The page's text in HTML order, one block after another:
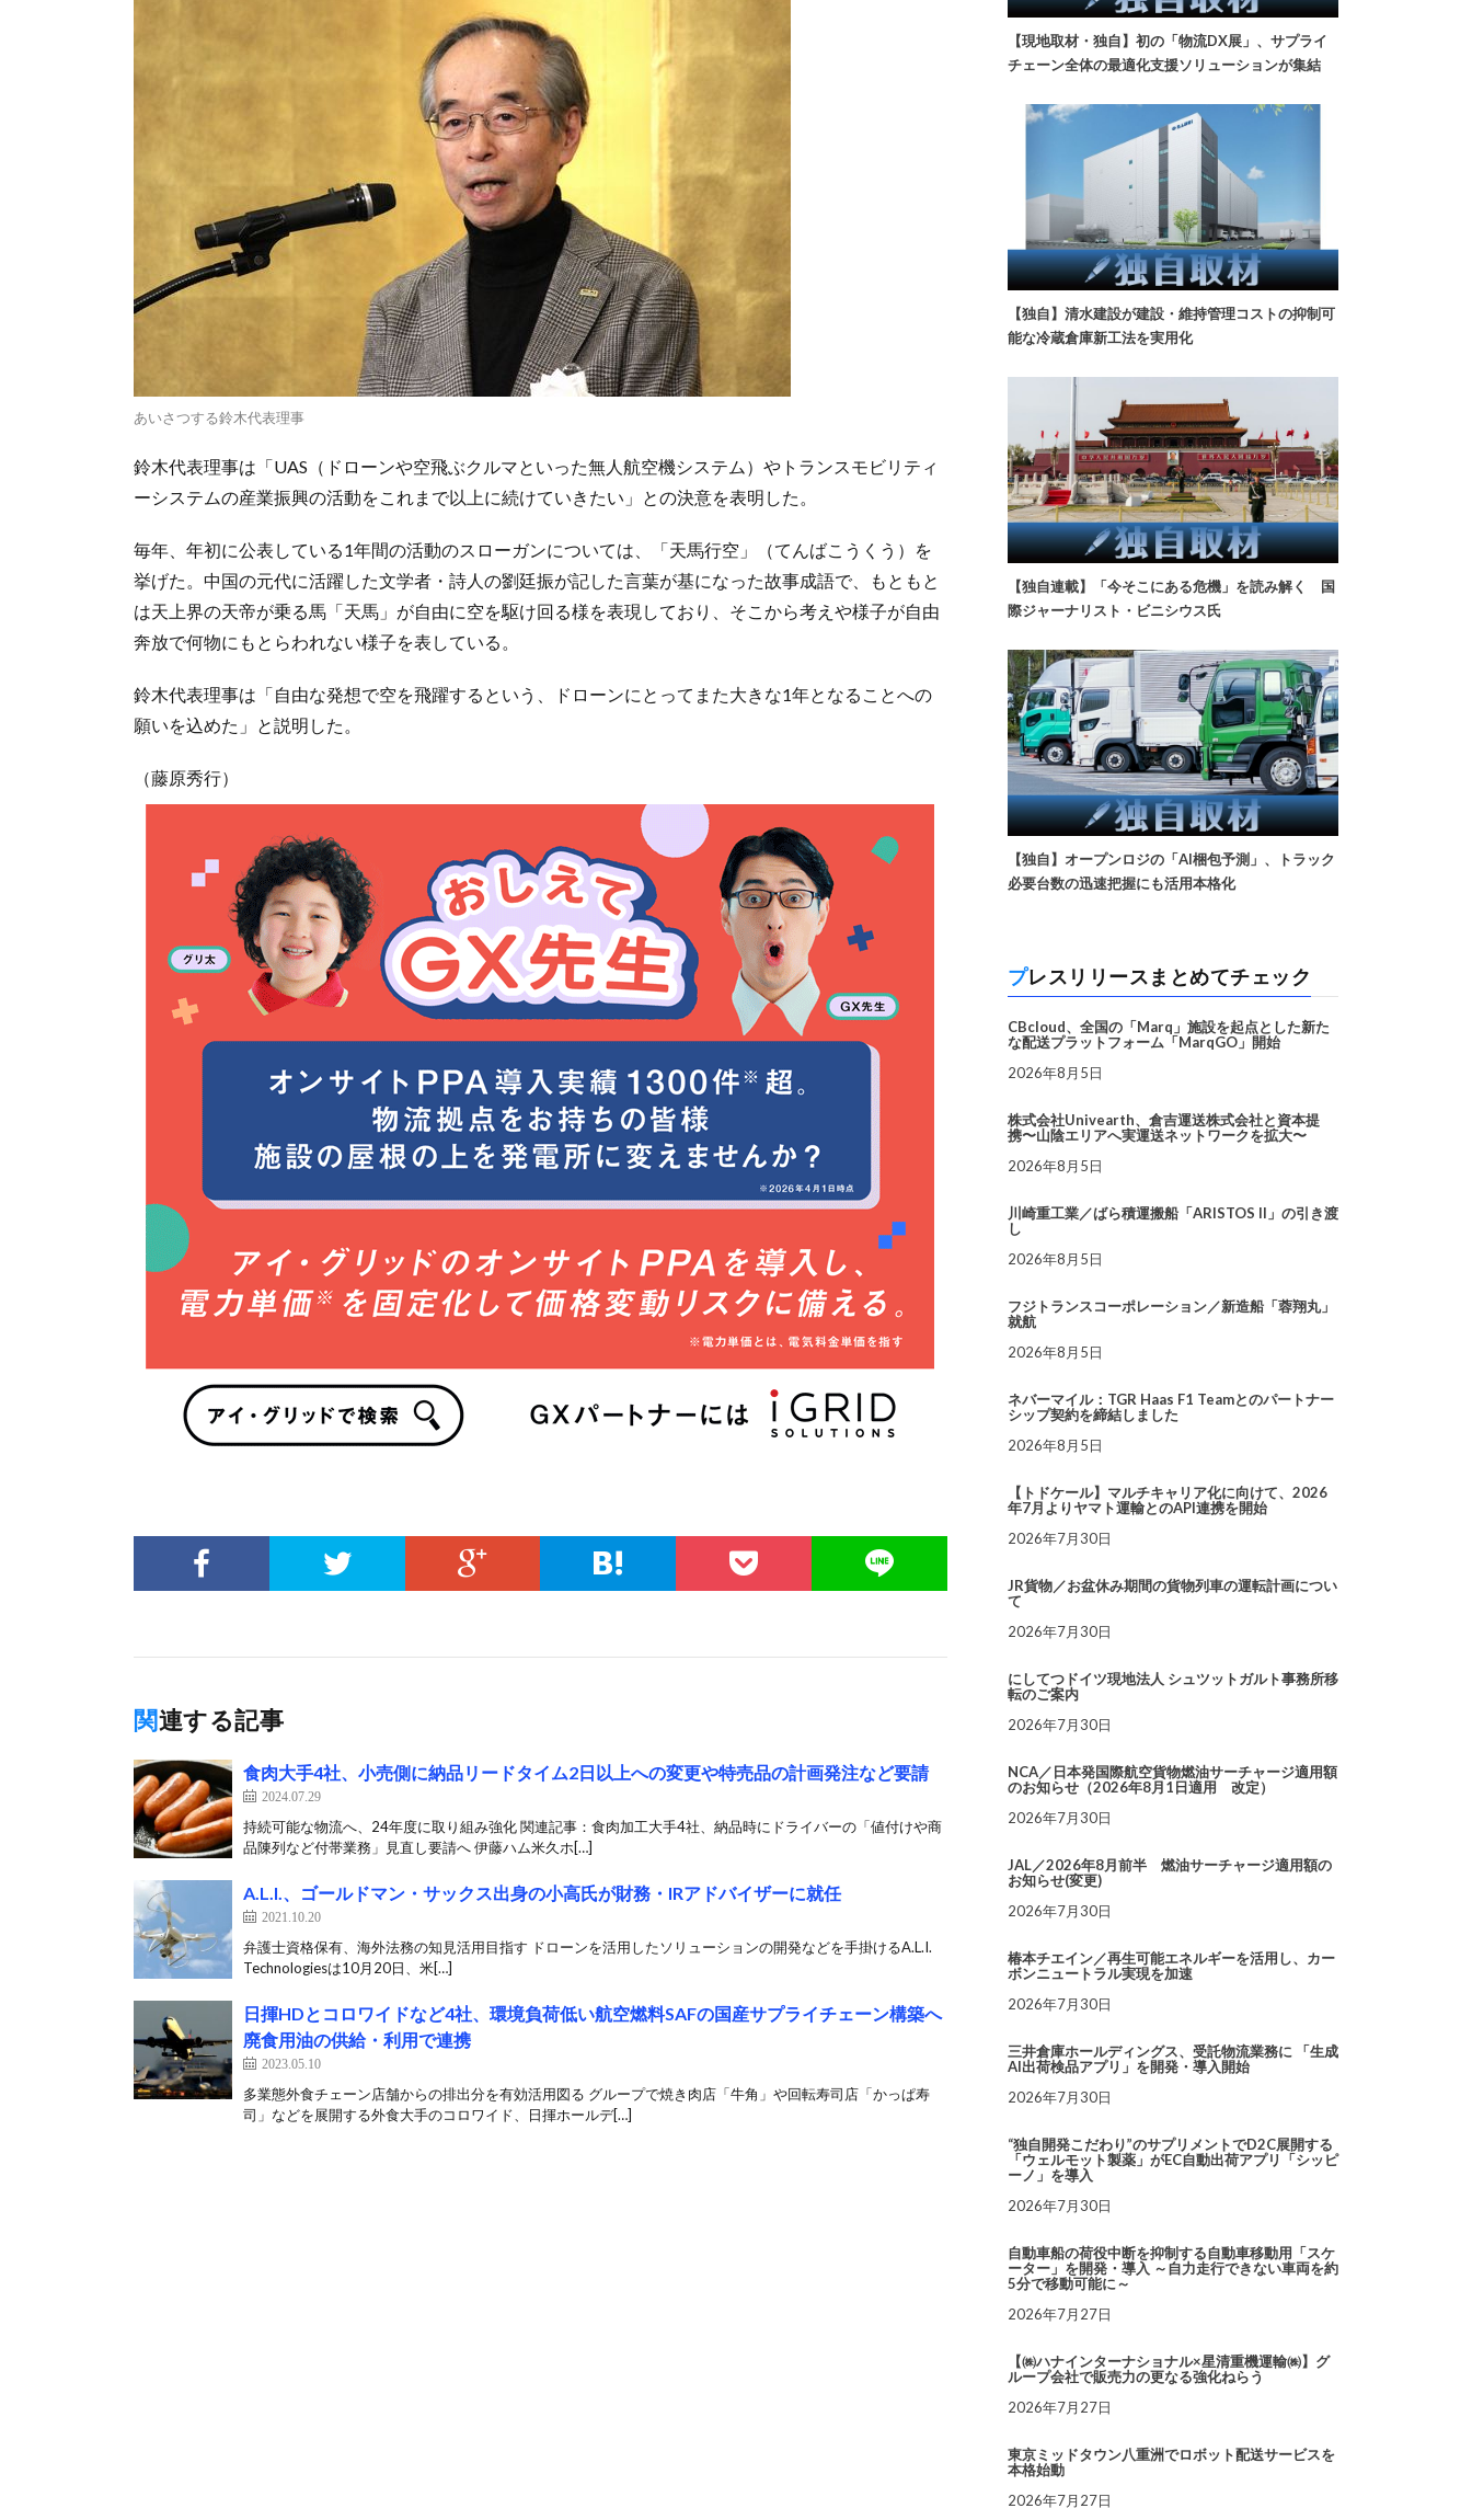
あいさつする鈴木代表理事
鈴木代表理事は「UAS（ドローンや空飛ぶクルマといった無人航空機システム）やトランスモビリティ
ーシステムの産業振興の活動をこれまで以上に続けていきたい」との決意を表明した。
毎年、年初に公表している1年間の活動のスローガンについては、「天馬行空」（てんばこうくう）を
挙げた。中国の元代に活躍した文学者・詩人の劉廷振が記した言葉が基になった故事成語で、もともと
は天上界の天帝が乗る馬「天馬」が自由に空を駆け回る様を表現しており、そこから考えや様子が自由
奔放で何物にもとらわれない様子を表している。
鈴木代表理事は「自由な発想で空を飛躍するという、ドローンにとってまた大きな1年となることへの
願いを込めた」と説明した。
（藤原秀行）
関連する記事
食肉大手4社、小売側に納品リードタイム2日以上への変更や特売品の計画発注など要請
2024.07.29
持続可能な物流へ、24年度に取り組み強化 関連記事：食肉加工大手4社、納品時にドライバーの「値付けや商
品陳列など付帯業務」見直し要請へ 伊藤ハム米久ホ[…]
A.L.I.、ゴールドマン・サックス出身の小高氏が財務・IRアドバイザーに就任
2021.10.20
弁護士資格保有、海外法務の知見活用目指す ドローンを活用したソリューションの開発などを手掛けるA.L.I.
Technologiesは10月20日、米[…]
日揮HDとコロワイドなど4社、環境負荷低い航空燃料SAFの国産サプライチェーン構築へ
廃食用油の供給・利用で連携
2023.05.10
多業態外食チェーン店舗からの排出分を有効活用図る グループで焼き肉店「牛角」や回転寿司店「かっぱ寿
司」などを展開する外食大手のコロワイド、日揮ホールデ[…]
【現地取材・独自】初の「物流DX展」、サプライ
チェーン全体の最適化支援ソリューションが集結
【独自】清水建設が建設・維持管理コストの抑制可
能な冷蔵倉庫新工法を実用化
【独自連載】「今そこにある危機」を読み解く 国
際ジャーナリスト・ビニシウス氏
【独自】オープンロジの「AI梱包予測」、トラック
必要台数の迅速把握にも活用本格化
プレスリリースまとめてチェック
CBcloud、全国の「Marq」施設を起点とした新た
な配送プラットフォーム「MarqGO」開始
2026年8月5日
株式会社Univearth、倉吉運送株式会社と資本提
携〜山陰エリアへ実運送ネットワークを拡大〜
2026年8月5日
川崎重工業／ばら積運搬船「ARISTOS II」の引き渡
し
2026年8月5日
フジトランスコーポレーション／新造船「蓉翔丸」
就航
2026年8月5日
ネバーマイル：TGR Haas F1 Teamとのパートナー
シップ契約を締結しました
2026年8月5日
【トドケール】マルチキャリア化に向けて、2026
年7月よりヤマト運輸とのAPI連携を開始
2026年7月30日
JR貨物／お盆休み期間の貨物列車の運転計画につい
て
2026年7月30日
にしてつドイツ現地法人 シュツットガルト事務所移
転のご案内
2026年7月30日
NCA／日本発国際航空貨物燃油サーチャージ適用額
のお知らせ（2026年8月1日適用 改定）
2026年7月30日
JAL／2026年8月前半 燃油サーチャージ適用額の
お知らせ(変更)
2026年7月30日
椿本チエイン／再生可能エネルギーを活用し、カー
ボンニュートラル実現を加速
2026年7月30日
三井倉庫ホールディングス、受託物流業務に 「生成
AI出荷検品アプリ」を開発・導入開始
2026年7月30日
“独自開発こだわり”のサプリメントでD2C展開する
「ウェルモット製薬」がEC自動出荷アプリ「シッピ
ーノ」を導入
2026年7月30日
自動車船の荷役中断を抑制する自動車移動用「スケ
ーター」を開発・導入 ～自力走行できない車両を約
5分で移動可能に～
2026年7月27日
【㈱ハナインターナショナル×星清重機運輸㈱】グ
ループ会社で販売力の更なる強化ねらう
2026年7月27日
東京ミッドタウン八重洲でロボット配送サービスを
本格始動
2026年7月27日